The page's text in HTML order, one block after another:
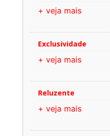
+ veja mais
Exclusividade
+ veja mais
Reluzente
+ veja mais